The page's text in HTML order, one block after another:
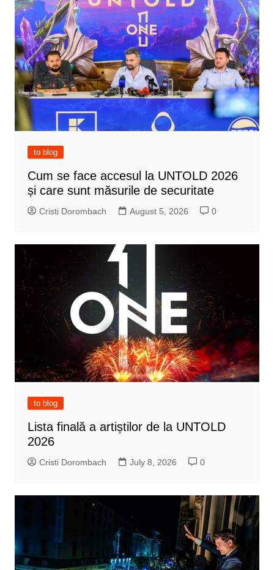
to blog
Cum se face accesul la UNTOLD 2026
și care sunt măsurile de securitate
Cristi Dorombach August 5, 2026 0
to blog
Lista finală a artiștilor de la UNTOLD
2026
Cristi Dorombach July 8, 2026 0